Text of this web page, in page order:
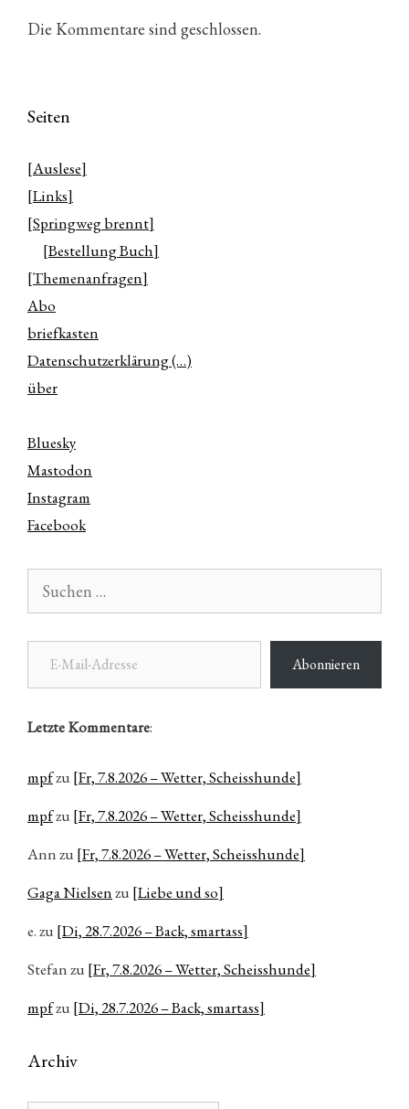
Die Kommentare sind geschlossen.
Seiten
[Auslese]
[Links]
[Springweg brennt]
[Bestellung Buch]
[Themenanfragen]
Abo
briefkasten
Datenschutzerklärung (…)
über
Bluesky
Mastodon
Instagram
Facebook
nach:
E-Mail-Adresse
Abonnieren
Letzte Kommentare:
mpfzu [Fr, 7.8.2026 – Wetter, Scheisshunde]
mpfzu [Fr, 7.8.2026 – Wetter, Scheisshunde]
Annzu [Fr, 7.8.2026 – Wetter, Scheisshunde]
Gaga Nielsenzu [Liebe und so]
e.zu [Di, 28.7.2026 – Back, smartass]
Stefanzu [Fr, 7.8.2026 – Wetter, Scheisshunde]
mpfzu [Di, 28.7.2026 – Back, smartass]
Archiv